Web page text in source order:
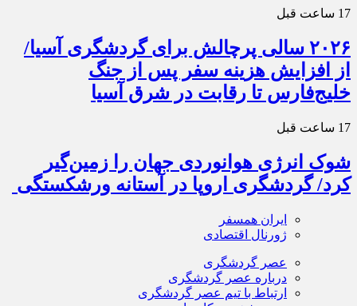
17 ساعت قبل
۲۰۲۶ سالی پرچالش برای گردشگری آسیا/
از افزایش هزینه سفر پس از جنگ
خلیج‌فارس تا رقابت در شرق آسیا
17 ساعت قبل
شوک انرژی هوانوردی جهان را زمین‌گیر
کرد/ گردشگری اروپا در آستانه ورشکستگی
ایران همسفر
ژورنال اقتصادی
عصر گردشگری
درباره عصر گردشگری
ارتباط با تیم عصر گردشگری